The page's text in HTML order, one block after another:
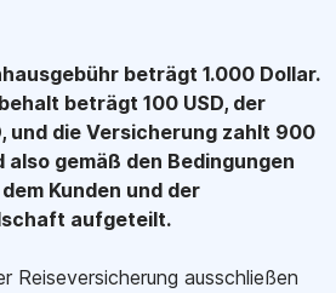
beträgt 1.000 Dollar.
beträgt 100 USD, der
und die Versicherung zahlt 900
also gemäß den Bedingungen
Kunden und der
aufgeteilt.
Reiseversicherung ausschließen